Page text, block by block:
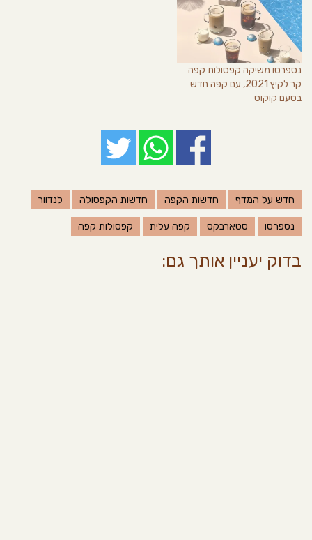
נספרסו משיקה קפסולות קפה
קר לקיץ 2021, עם קפה חדש
בטעם קוקוס
חדש על המדף חדשות הקפה חדשות הקפסולה לנדוור
נספרסו סטארבקס קפה עלית קפסולות קפה
בדוק יעניין אותך גם: